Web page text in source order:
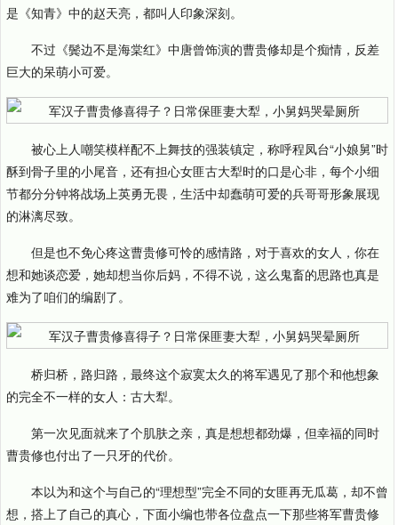
是《知青》中的赵天亮，都叫人印象深刻。
不过《鬓边不是海棠红》中唐曾饰演的曹贵修却是个痴情，反差
巨大的呆萌小可爱。
被心上人嘲笑模样配不上舞技的强装镇定，称呼程凤台“小娘舅”时
酥到骨子里的小尾音，还有担心女匪古大犁时的口是心非，每个小细
节都分分钟将战场上英勇无畏，生活中却蠢萌可爱的兵哥哥形象展现
的淋漓尽致。
但是也不免心疼这曹贵修可怜的感情路，对于喜欢的女人，你在
想和她谈恋爱，她却想当你后妈，不得不说，这么鬼畜的思路也真是
难为了咱们的编剧了。
桥归桥，路归路，最终这个寂寞太久的将军遇见了那个和他想象
的完全不一样的女人：古大犁。
第一次见面就来了个肌肤之亲，真是想想都劲爆，但幸福的同时
曹贵修也付出了一只牙的代价。
本以为和这个与自己的“理想型”完全不同的女匪再无瓜葛，却不曾
想，搭上了自己的真心，下面小编也带各位盘点一下那些将军曹贵修